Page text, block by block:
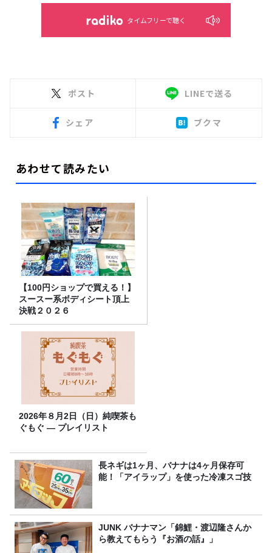
タイムフリーで聴く
ポスト LINEで送る
シェア ブクマ
あわせて読みたい
【100円ショップで買える！】
スースー系ボディシート頂上
決戦２０２６
2026年８月2日（日）純喫茶も
ぐもぐ ― プレイリスト
長ネギは1ヶ月、バナナは4ヶ月保存可
能！「アイラップ」を使った冷凍スゴ技
JUNK バナナマン「錦鯉・渡辺隆さんか
ら教えてもらう『お酒の話』」